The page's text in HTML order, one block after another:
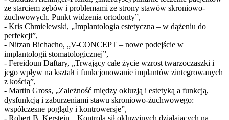
ze starciem zębów i problemami ze strony stawów skroniowo-
żuchwowych. Punkt widzenia ortodonty”,
- Kris Chmielewski, „Implantologia estetyczna – w dążeniu do
perfekcji”,
- Nitzan Bichacho, „V-CONCEPT – nowe podejście w
implantologii stomatologicznej”,
- Fereidoun Daftary, „Trwający całe życie wzrost twarzoczaszki i
jego wpływ na kształt i funkcjonowanie implantów zintegrowanych
z kością”,
- Martin Gross, „Zależność między okluzją i estetyką a funkcją,
dysfunkcją i zaburzeniami stawu skroniowo-żuchwowego:
współczesne poglądy i kontrowersje”,
- Robert B. Kerstein, „Kontrola sił okluzyjnych działających na